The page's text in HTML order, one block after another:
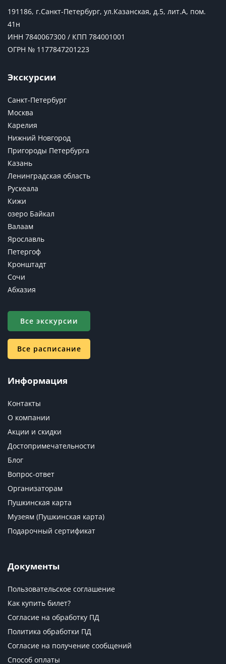
191186, г.Санкт-Петербург, ул.Казанская, д.5, лит.А, пом.
41н
ИНН 7840067300 / КПП 784001001
ОГРН № 1177847201223
Экскурсии
Санкт-Петербург
Москва
Карелия
Нижний Новгород
Пригороды Петербурга
Казань
Ленинградская область
Рускеала
Кижи
озеро Байкал
Валаам
Ярославль
Петергоф
Кронштадт
Сочи
Абхазия
Все экскурсии
Все расписание
Информация
Контакты
О компании
Акции и скидки
Достопримечательности
Блог
Вопрос-ответ
Организаторам
Пушкинская карта
Музеям (Пушкинская карта)
Подарочный сертификат
Документы
Пользовательское соглашение
Как купить билет?
Согласие на обработку ПД
Политика обработки ПД
Согласие на получение сообщений
Способ оплаты